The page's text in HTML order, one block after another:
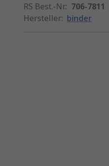
RS Best.-Nr.: 706-7811
Hersteller: binder